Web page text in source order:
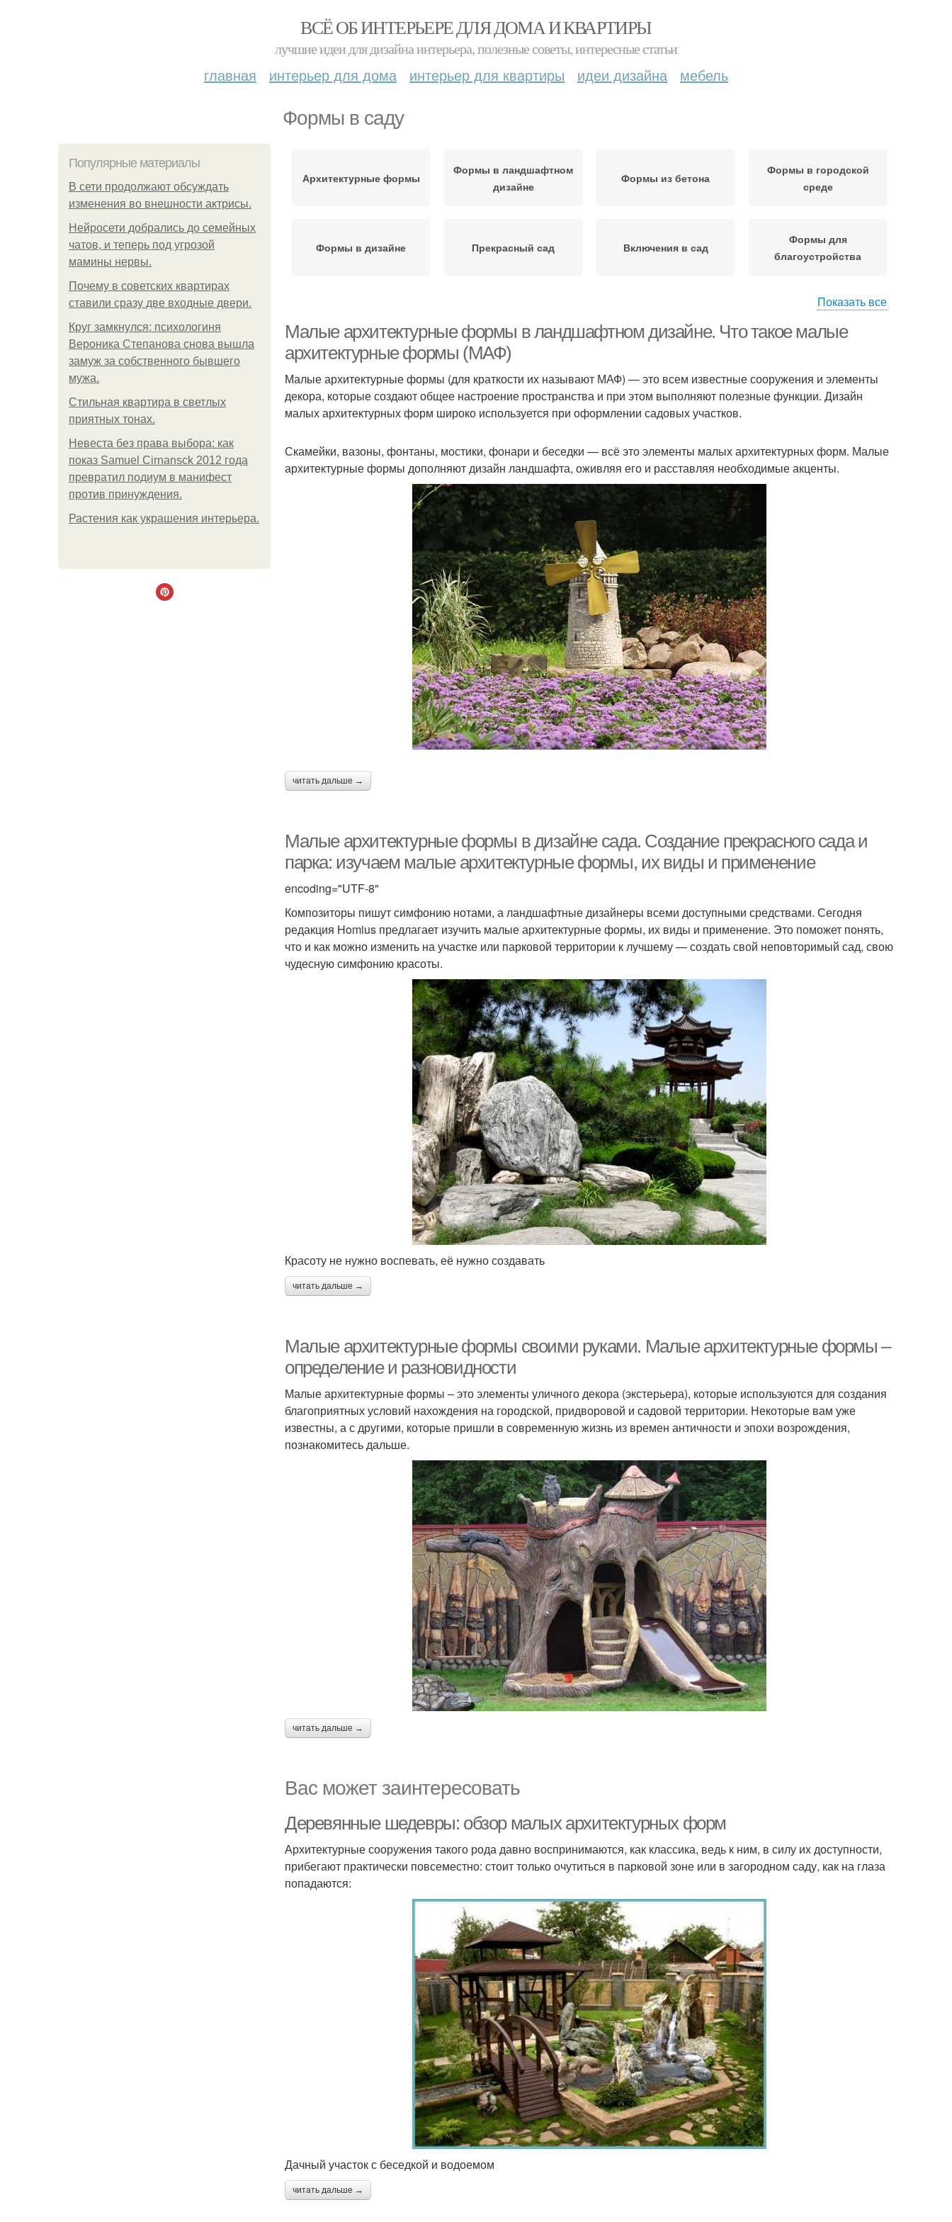
ВСЁ ОБ ИНТЕРЬЕРЕ ДЛЯ ДОМА И КВАРТИРЫ
лучшие идеи для дизайна интерьера, полезные советы, интересные статьи
главная интерьер для дома интерьер для квартиры идеи дизайна мебель
Формы в саду
Популярные материалы
В сети продолжают обсуждать
изменения во внешности актрисы.
Нейросети добрались до семейных
чатов, и теперь под угрозой
мамины нервы.
Почему в советских квартирах
ставили сразу две входные двери.
Круг замкнулся: психологиня
Вероника Степанова снова вышла
замуж за собственного бывшего
мужа.
Стильная квартира в светлых
приятных тонах.
Невеста без права выбора: как
показ Samuel Cirnansck 2012 года
превратил подиум в манифест
против принуждения.
Растения как украшения интерьера.
Архитектурные формы
Формы в ландшафтном
дизайне
Формы из бетона
Формы в городской
среде
Формы в дизайне Прекрасный сад Включения в сад
Формы для
благоустройства
благоустройстве
Формы в частном доме
Показать все
Малые архитектурные формы в ландшафтном дизайне. Что такое малые
архитектурные формы (МАФ)
Малые архитектурные формы (для краткости их называют МАФ) — это всем известные сооружения и элементы
декора, которые создают общее настроение пространства и при этом выполняют полезные функции. Дизайн
малых архитектурных форм широко используется при оформлении садовых участков.
Скамейки, вазоны, фонтаны, мостики, фонари и беседки — всё это элементы малых архитектурных форм. Малые
архитектурные формы дополняют дизайн ландшафта, оживляя его и расставляя необходимые акценты.
читать дальше →
Малые архитектурные формы в дизайне сада. Создание прекрасного сада и
парка: изучаем малые архитектурные формы, их виды и применение
encoding="UTF-8"
Композиторы пишут симфонию нотами, а ландшафтные дизайнеры всеми доступными средствами. Сегодня
редакция Homius предлагает изучить малые архитектурные формы, их виды и применение. Это поможет понять,
что и как можно изменить на участке или парковой территории к лучшему — создать свой неповторимый сад, свою
чудесную симфонию красоты.
Красоту не нужно воспевать, её нужно создавать
читать дальше →
Малые архитектурные формы своими руками. Малые архитектурные формы –
определение и разновидности
Малые архитектурные формы – это элементы уличного декора (экстерьера), которые используются для создания
благоприятных условий нахождения на городской, придворовой и садовой территории. Некоторые вам уже
известны, а с другими, которые пришли в современную жизнь из времен античности и эпохи возрождения,
познакомитесь дальше.
читать дальше →
Вас может заинтересовать
Деревянные шедевры: обзор малых архитектурных форм
Архитектурные сооружения такого рода давно воспринимаются, как классика, ведь к ним, в силу их доступности,
прибегают практически повсеместно: стоит только очутиться в парковой зоне или в загородном саду, как на глаза
попадаются:
Дачный участок с беседкой и водоемом
читать дальше →